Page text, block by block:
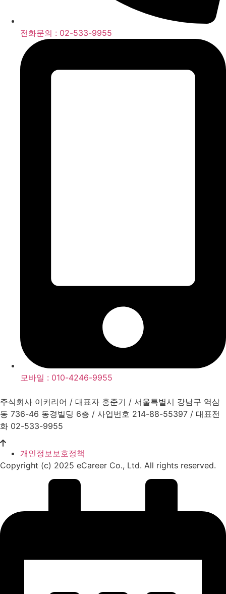
전화문의 : 02-533-9955
모바일 : 010-4246-9955
주식회사 이커리어 / 대표자 홍준기 / 서울특별시 강남구 역삼
동 736-46 동경빌딩 6층 / 사업번호 214-88-55397 / 대표전
화 02-533-9955
개인정보보호정책
Copyright (c) 2025 eCareer Co., Ltd. All rights reserved.